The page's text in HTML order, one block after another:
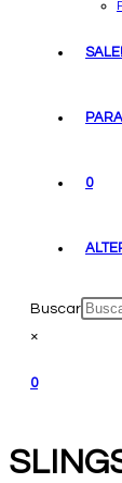
SALE!
0
Buscar
×
0